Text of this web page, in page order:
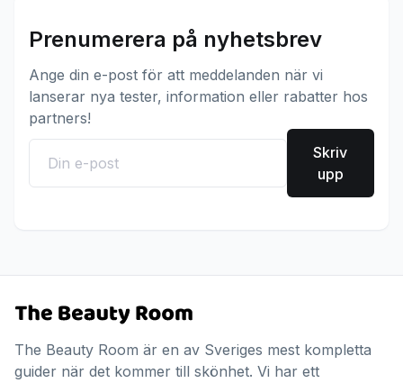
Prenumerera på nyhetsbrev
Ange din e-post för att meddelanden när vi
lanserar nya tester, information eller rabatter hos
partners!
Skriv
upp
The Beauty Room är en av Sveriges mest kompletta
guider när det kommer till skönhet. Vi har ett